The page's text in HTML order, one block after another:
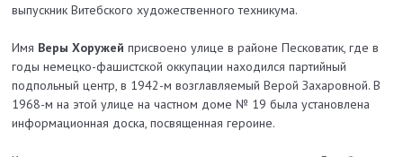
выпускник Витебского художественного техникума.
Имя Веры Хоружей присвоено улице в районе Песковатик, где в
годы немецко-фашистской оккупации находился партийный
подпольный центр, в 1942-м возглавляемый Верой Захаровной.В
1968-м на этой улице на частном доме № 19 была установлена
информационная доска, посвященная героине.